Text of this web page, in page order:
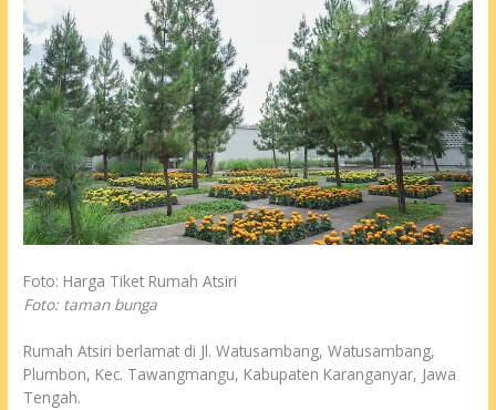
Foto: Harga Tiket Rumah Atsiri
Foto: taman bunga
Rumah Atsiri berlamat di Jl. Watusambang, Watusambang,
Plumbon, Kec. Tawangmangu, Kabupaten Karanganyar, Jawa
Tengah.